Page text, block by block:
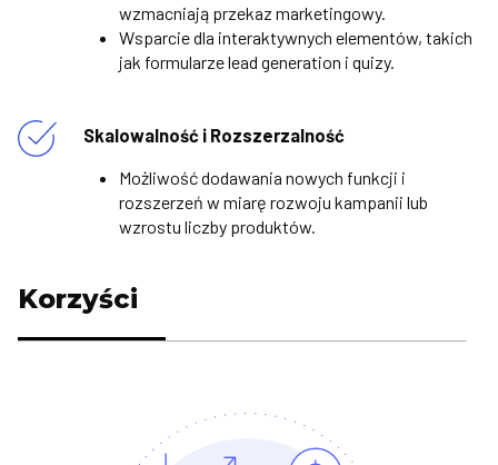
wzmacniają przekaz marketingowy.
Wsparcie dla interaktywnych elementów, takich
jak formularze lead generation i quizy.
Skalowalność i Rozszerzalność
Możliwość dodawania nowych funkcji i
rozszerzeń w miarę rozwoju kampanii lub
wzrostu liczby produktów.
Korzyści